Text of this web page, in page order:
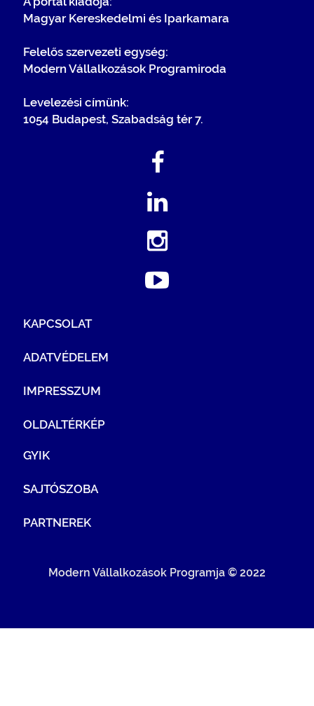
Magyar Kereskedelmi és Iparkamara
Felelős szervezeti egység:
Modern Vállalkozások Programiroda
Levelezési címünk:
1054 Budapest, Szabadság tér 7.
KAPCSOLAT
ADATVÉDELEM
IMPRESSZUM
OLDALTÉRKÉP
GYIK
SAJTÓSZOBA
PARTNEREK
Modern Vállalkozások Programja © 2022